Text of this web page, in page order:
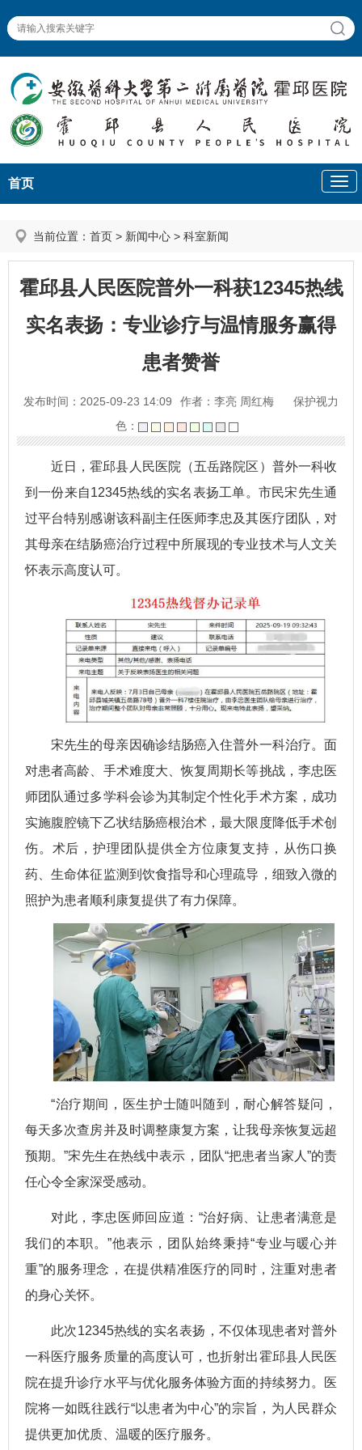
首页
当前位置： 首页 > 新闻中心 > 科室新闻
霍邱县人民医院普外一科获12345热线
实名表扬：专业诊疗与温情服务赢得
患者赞誉
发布时间：2025-09-23 14:09 作者：李亮 周红梅
保护视力
色：
近日，霍邱县人民医院（五岳路院区）普外一科收
到一份来自12345热线的实名表扬工单。市民宋先生通
过平台特别感谢该科副主任医师李忠及其医疗团队，对
其母亲在结肠癌治疗过程中所展现的专业技术与人文关
怀表示高度认可。
宋先生的母亲因确诊结肠癌入住普外一科治疗。面
对患者高龄、手术难度大、恢复周期长等挑战，李忠医
师团队通过多学科会诊为其制定个性化手术方案，成功
实施腹腔镜下乙状结肠癌根治术，最大限度降低手术创
伤。术后，护理团队提供全方位康复支持，从伤口换
药、生命体征监测到饮食指导和心理疏导，细致入微的
照护为患者顺利康复提供了有力保障。
“治疗期间，医生护士随叫随到，耐心解答疑问，
每天多次查房并及时调整康复方案，让我母亲恢复远超
预期。”宋先生在热线中表示，团队“把患者当家人”的责
任心令全家深受感动。
对此，李忠医师回应道：“治好病、让患者满意是
我们的本职。”他表示，团队始终秉持“专业与暖心并
重”的服务理念，在提供精准医疗的同时，注重对患者
的身心关怀。
此次12345热线的实名表扬，不仅体现患者对普外
一科医疗服务质量的高度认可，也折射出霍邱县人民医
院在提升诊疗水平与优化服务体验方面的持续努力。医
院将一如既往践行“以患者为中心”的宗旨，为人民群众
提供更加优质、温暖的医疗服务。